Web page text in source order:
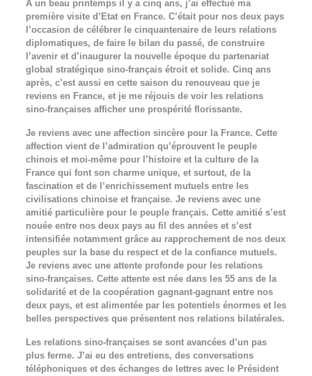
A un beau printemps il y a cinq ans, j’ai effectué ma
première visite d’Etat en France. C’était pour nos deux pays
l’occasion de célébrer le cinquantenaire de leurs relations
diplomatiques, de faire le bilan du passé, de construire
l’avenir et d’inaugurer la nouvelle époque du partenariat
global stratégique sino-français étroit et solide. Cinq ans
après, c’est aussi en cette saison du renouveau que je
reviens en France, et je me réjouis de voir les relations
sino-françaises afficher une prospérité florissante.
Je reviens avec une affection sincère pour la France. Cette
affection vient de l’admiration qu’éprouvent le peuple
chinois et moi-même pour l’histoire et la culture de la
France qui font son charme unique, et surtout, de la
fascination et de l’enrichissement mutuels entre les
civilisations chinoise et française. Je reviens avec une
amitié particulière pour le peuple français. Cette amitié s’est
nouée entre nos deux pays au fil des années et s’est
intensifiée notamment grâce au rapprochement de nos deux
peuples sur la base du respect et de la confiance mutuels.
Je reviens avec une attente profonde pour les relations
sino-françaises. Cette attente est née dans les 55 ans de la
solidarité et de la coopération gagnant-gagnant entre nos
deux pays, et est alimentée par les potentiels énormes et les
belles perspectives que présentent nos relations bilatérales.
Les relations sino-françaises se sont avancées d’un pas
plus ferme. J’ai eu des entretiens, des conversations
téléphoniques et des échanges de lettres avec le Président